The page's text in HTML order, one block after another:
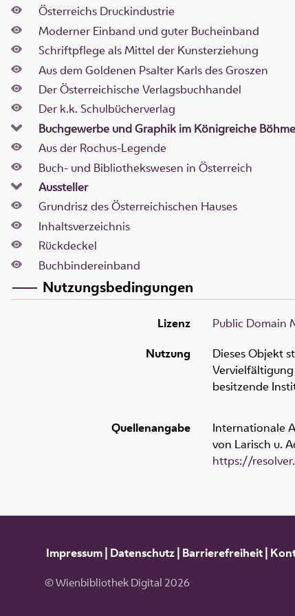
Österreichs Druckindustrie
Moderner Einband und guter Bucheinband
Schriftpflege als Mittel der Kunsterziehung
Aus dem Goldenen Psalter Karls des Groszen
Der Österreichische Verlagsbuchhandel
Der k.k. Schulbücherverlag
Buchgewerbe und Graphik im Königreiche
Aus der Rochus-Legende
Buch- und Bibliothekswesen in Österreich
Aussteller
Grundrisz des Österreichischen Hauses
Inhaltsverzeichnis
Rückdeckel
Buchbindereinband
Nutzungsbedingungen
Lizenz
Public Domain
Nutzung
Dieses Objekt
besitzende
Quellenangabe
Internationale
von Larisch u.
https://
Impressum| Datenschutz| Barrierefreiheit|
© Wienbibliothek Digital 2026